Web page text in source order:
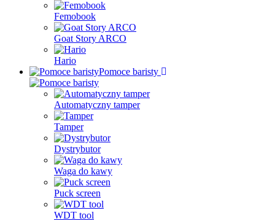
Femobook
Goat Story ARCO
Hario
Pomoce baristy
Automatyczny tamper
Tamper
Dystrybutor
Waga do kawy
Puck screen
WDT tool